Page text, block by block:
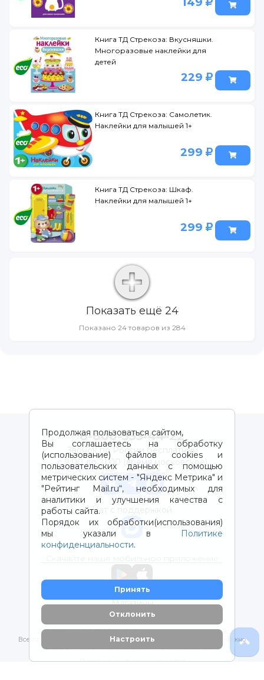
Книга ТД Стрекоза: Вкусняшки.
Многоразовые наклейки для
детей
229
Книга ТД Стрекоза: Самолетик.
Наклейки для малышей 1+
299
Книга ТД Стрекоза: Шкаф.
Наклейки для малышей 1+
299
Показать ещё 24
Показано 24 товаров из 284
Продолжая пользоваться сайтом,
Вы соглашаетесь на обработку
(использование) файлов cookies и
пользовательских данных с помощью
метрических систем - "Яндекс Метрика" и
"Рейтинг Mail.ru“, необходимых для
аналитики и улучшения качества с
работы сайта.
Порядок их обработки(использования)
мы указали в
Политике
конфиденциальности.
Принять
Отклонить
Настроить
8-800-333-44-22
Звонок по России бесплатный
с 9:00 до 21:00 (время московское)
Чат с поддержкой
Магазины
2012-2026 © ООО "ВОТОНЯ". Детские товары с доставкой
Все права защищены. Любое использование материалов возможно
только с письменного разрешения владельцев сайта.
Политика конфиденциальности